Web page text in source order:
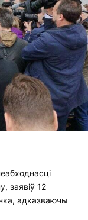
заявіў 12
адказваючы